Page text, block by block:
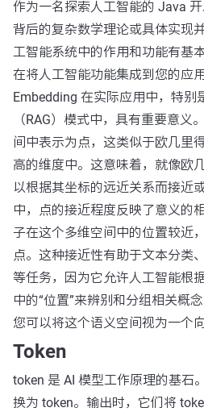
作为一名探索人工智能的 Java
背后的复杂数学理论或具体实现
工智能系统中的作用和功能有基
在将人工智能功能集成到您的应
Embedding 在实际应用中，特别
（RAG）模式中，具有重要意义
间中表示为点，这类似于欧几里
高的维度中。这意味着，就像欧
以根据其坐标的远近关系而接近
中，点的接近程度反映了意义的
子在这个多维空间中的位置较近
点。这种接近性有助于文本分类
等任务，因为它允许人工智能根
中的“位置”来辨别和分组相关概念
您可以将这个语义空间视为一个向
Token
token 是 AI 模型工作原理的基石
换为 token。输出时，它们将